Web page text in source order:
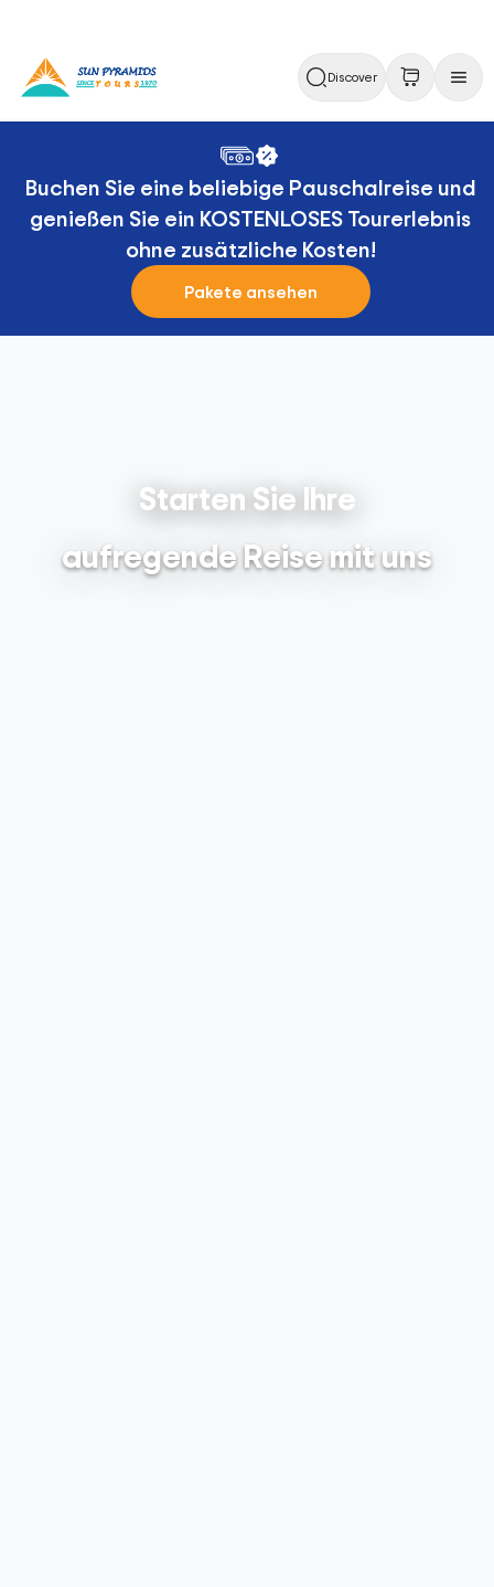
Discover
Buchen Sie eine beliebige Pauschalreise und
genießen Sie ein KOSTENLOSES Tourerlebnis
ohne zusätzliche Kosten!
Pakete ansehen
Starten Sie Ihre
aufregende Reise mit uns